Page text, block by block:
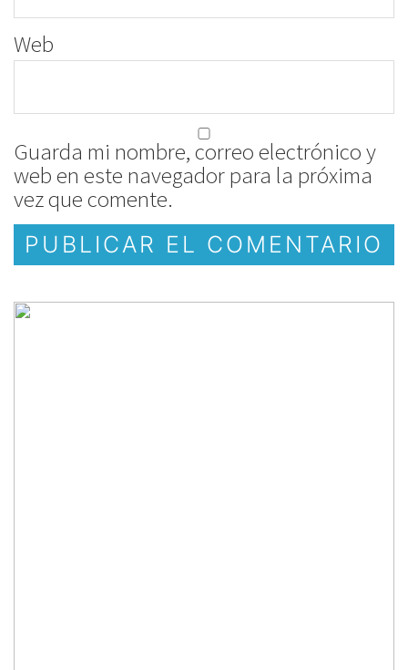
Web
Guarda mi nombre, correo electrónico y
web en este navegador para la próxima
vez que comente.